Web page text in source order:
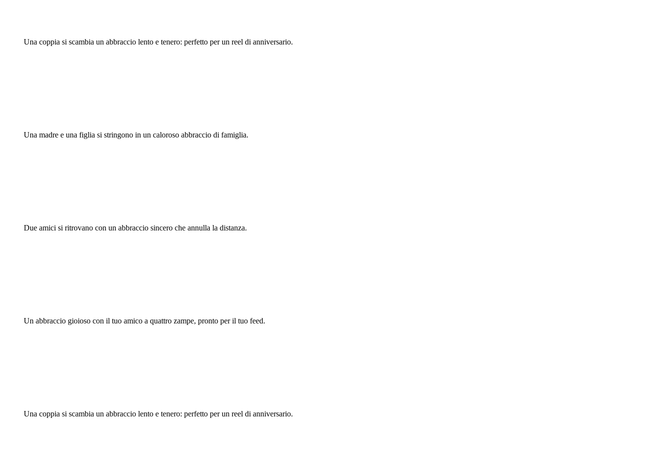
Una coppia si scambia un abbraccio lento e tenero: perfetto per un reel di anniversario.
Una madre e una figlia si stringono in un caloroso abbraccio di famiglia.
Due amici si ritrovano con un abbraccio sincero che annulla la distanza.
Un abbraccio gioioso con il tuo amico a quattro zampe, pronto per il tuo feed.
Una coppia si scambia un abbraccio lento e tenero: perfetto per un reel di anniversario.